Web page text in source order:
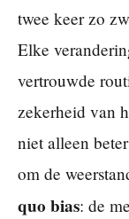
twee keer zo
Elke
vertrouwde
zekerheid van
niet alleen
om de
quo bias: de